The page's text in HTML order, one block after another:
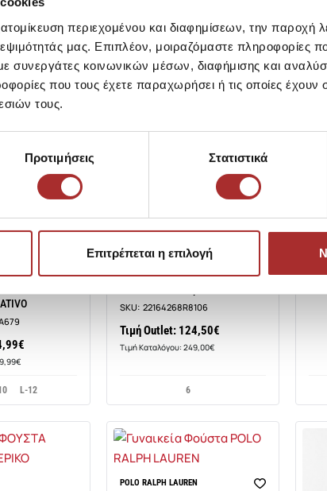
περιεχομένου και διαφημίσεων, την παροχή
μας. Επιπλέον, μοιραζόμαστε πληροφορίες
συνεργάτες κοινωνικών μέσων, διαφήμισης και
που τους έχετε παραχωρήσει ή τις οποίες έχουν
τους.
Προτιμήσεις Στατιστικά
Επιτρέπεται η επιλογή
XLXXL
L-12
POLO RALPH LAUREN
SKU: 22164268R8106
Τιμή Outlet: 124,50€
Τιμή Καταλόγου: 249,00€
6
POLO RALPH LAUREN